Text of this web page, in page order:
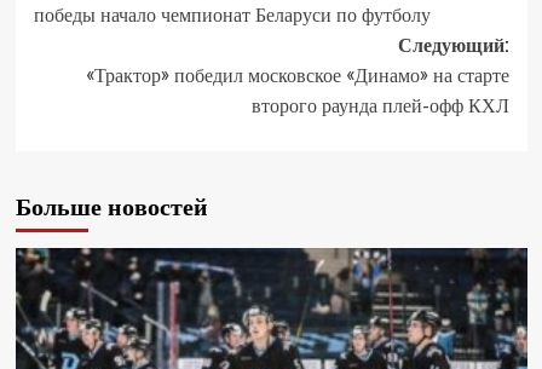
победы начало чемпионат Беларуси по футболу
Следующий:
«Трактор» победил московское «Динамо» на старте
второго раунда плей-офф КХЛ
Больше новостей